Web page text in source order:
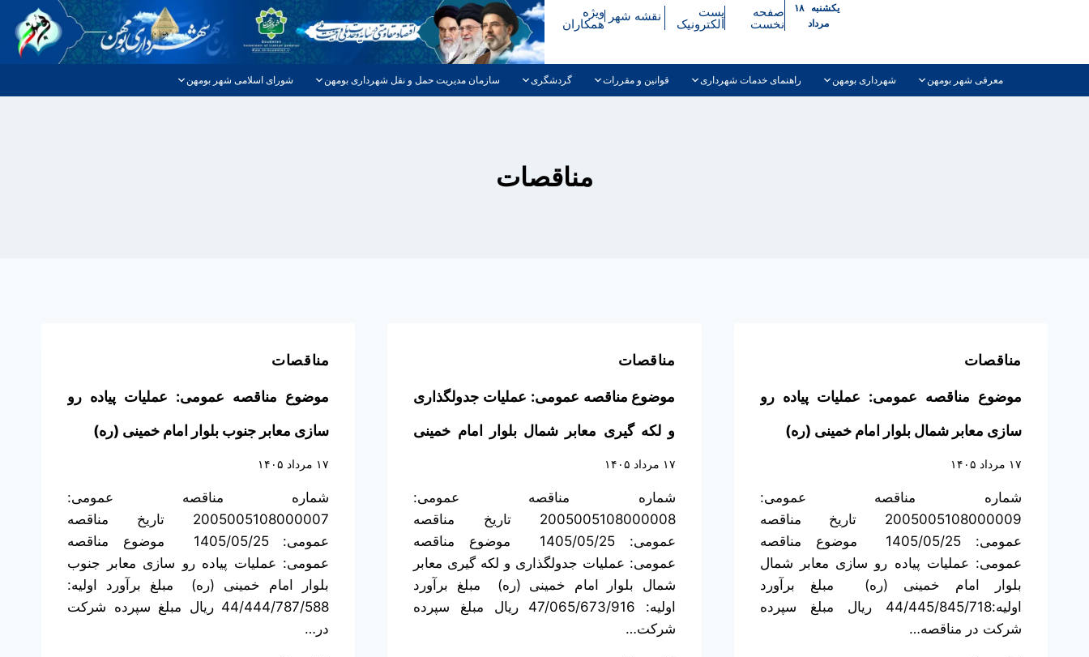
مرداد
صفحه
نخست
پست
الکترونیک
نقشه شهر ویژه
همکاران
معرفی شهر بومهن شهرداری بومهن راهنمای خدمات شهرداری قوانین و مقررات گردشگری سازمان مدیریت حمل و نقل شهرداری بومهن شورای اسلامی شهر بومهن
مناقصات
مناقصات
موضوع مناقصه عمومی: عملیات پیاده رو
سازی معابر شمال بلوار امام خمینی (ره)
۱۷ مرداد ۱۴۰۵
شماره مناقصه عمومی:
2005005108000009 تاریخ مناقصه
عمومی: 1405/05/25 موضوع مناقصه
عمومی: عملیات پیاده رو سازی معابر شمال
بلوار امام خمینی (ره) مبلغ برآورد
اولیه:44/445/845/718 ریال مبلغ سپرده
شرکت در مناقصه…
مناقصات
موضوع مناقصه عمومی: عملیات جدولگذاری
و لکه گیری معابر شمال بلوار امام خمینی
(ره)
۱۷ مرداد ۱۴۰۵
شماره مناقصه عمومی:
2005005108000008 تاریخ مناقصه
عمومی: 1405/05/25 موضوع مناقصه
عمومی: عملیات جدولگذاری و لکه گیری معابر
شمال بلوار امام خمینی (ره) مبلغ برآورد
اولیه: 47/065/673/916 ریال مبلغ سپرده
شرکت…
مناقصات
موضوع مناقصه عمومی: عملیات پیاده رو
سازی معابر جنوب بلوار امام خمینی (ره)
۱۷ مرداد ۱۴۰۵
شماره مناقصه عمومی:
2005005108000007 تاریخ مناقصه
عمومی: 1405/05/25 موضوع مناقصه
عمومی: عملیات پیاده رو سازی معابر جنوب
بلوار امام خمینی (ره) مبلغ برآورد اولیه:
44/444/787/588 ریال مبلغ سپرده شرکت
در…